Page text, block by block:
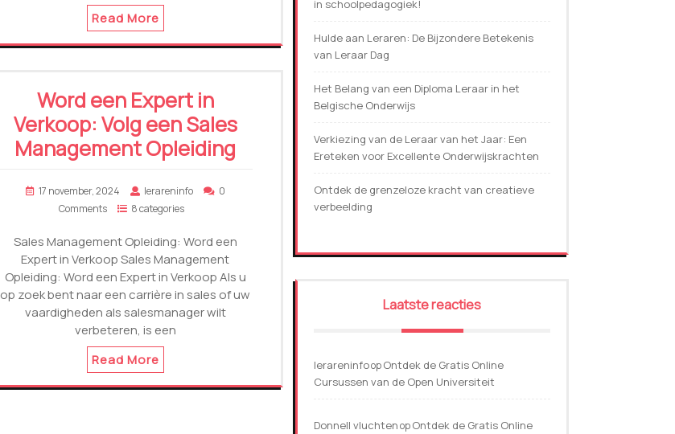
Read More
Word een Expert in
Verkoop: Volg een Sales
Management Opleiding
17 november, 2024 lerareninfo
0
Comments
8 categories
Sales Management Opleiding: Word een
Expert in Verkoop Sales Management
Opleiding: Word een Expert in Verkoop Als u
op zoek bent naar een carrière in sales of uw
vaardigheden als salesmanager wilt
verbeteren, is een
Read More
in schoolpedagogiek!
Hulde aan Leraren: De Bijzondere Betekenis
van Leraar Dag
Het Belang van een Diploma Leraar in het
Belgische Onderwijs
Verkiezing van de Leraar van het Jaar: Een
Ereteken voor Excellente Onderwijskrachten
Ontdek de grenzeloze kracht van creatieve
verbeelding
Laatste reacties
lerareninfoopOntdek de Gratis Online
Cursussen van de Open Universiteit
Donnell vluchtenopOntdek de Gratis Online